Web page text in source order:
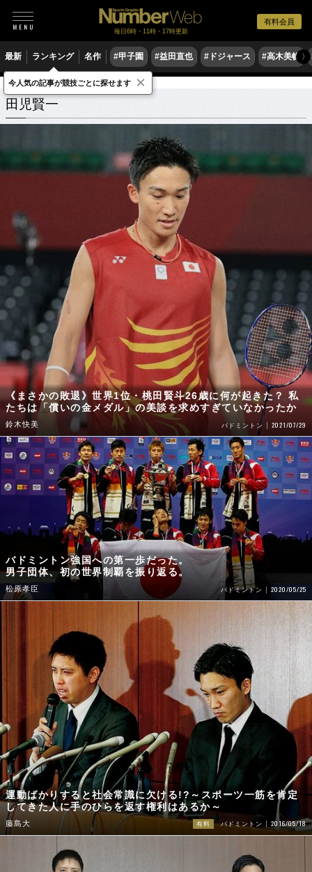
有料会員
毎日6時・11時・17時更新
最新 ランキング 名作 #甲子園 #益田直也 #ドジャース #高木美帆 〉
田児賢一 関連記事
田児賢一
《まさかの敗退》世界1位・桃田賢斗26歳に何が起きた？ 私
たちは「償いの金メダル」の美談を求めすぎていなかったか
鈴木快美 バドミントン 2021/07/29
バドミントン強国への第一歩だった。
男子団体、初の世界制覇を振り返る。
松原孝臣 バドミントン 2020/05/25
運動ばかりすると社会常識に欠ける!?～スポーツ一筋を肯定
してきた人に手のひらを返す権利はあるか～
藤島大 有料 バドミントン 2016/05/18
今人気の記事が競技ごとに探せます ×